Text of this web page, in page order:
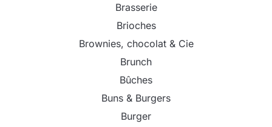
Brasserie
Brioches
Brownies, chocolat & Cie
Brunch
Bûches
Buns & Burgers
Burger